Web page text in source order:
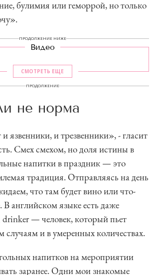
булимия или геморрой, но только
ПРОДОЛЖЕНИЕ НИЖЕ
Видео
СМОТРЕТЬ ЕЩЕ
ПРОДОЛЖЕНИЕ
не норма
язвенники, и трезвенники», - гласит
Смех смехом, но доля истины в
напитки в праздник — это
традиция. Отправляясь на день
что там будет вино или что-
В английском языке есть даже
— человек, который пьет
случаям и в умеренных количествах.
напитков на мероприятии
заранее. Одни мои знакомые